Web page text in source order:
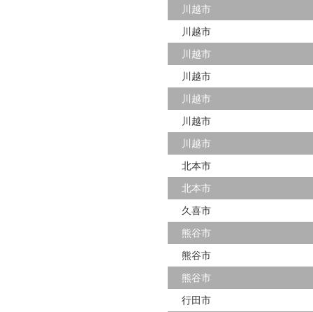
川越市
川越市
川越市
川越市
川越市
川越市
川越市
北本市
北本市
久喜市
熊谷市
熊谷市
熊谷市
行田市